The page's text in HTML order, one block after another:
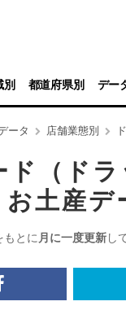
別 都道府県別 デー
ータ 店舗業態別
ド（ド
土産デ
もとに月に一度更新し